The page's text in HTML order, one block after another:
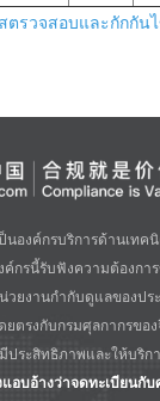
ตรวจสอบและกักกั
ป็นองค์กรบริการด้านเท
ค์กรนี้รับฟังความต้องกา
วยงานกำกับดูแลของปร
ยตรงกับกรมศุลกากรขอ
ประสิทธิภาพและให้บริก
แอบอ้างว่าจดทะเบียนกับ